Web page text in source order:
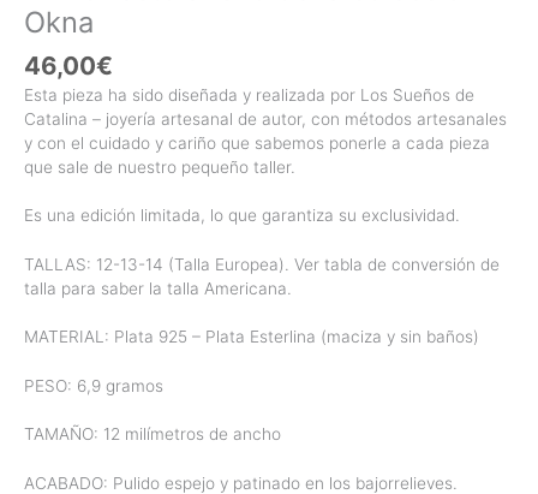
Okna
46,00€
Esta pieza ha sido diseñada y realizada por Los Sueños de
Catalina – joyería artesanal de autor, con métodos artesanales
y con el cuidado y cariño que sabemos ponerle a cada pieza
que sale de nuestro pequeño taller.
Es una edición limitada, lo que garantiza su exclusividad.
TALLAS: 12-13-14 (Talla Europea). Ver tabla de conversión de
talla para saber la talla Americana.
MATERIAL: Plata 925 – Plata Esterlina (maciza y sin baños)
PESO: 6,9 gramos
TAMAÑO: 12 milímetros de ancho
ACABADO: Pulido espejo y patinado en los bajorrelieves.